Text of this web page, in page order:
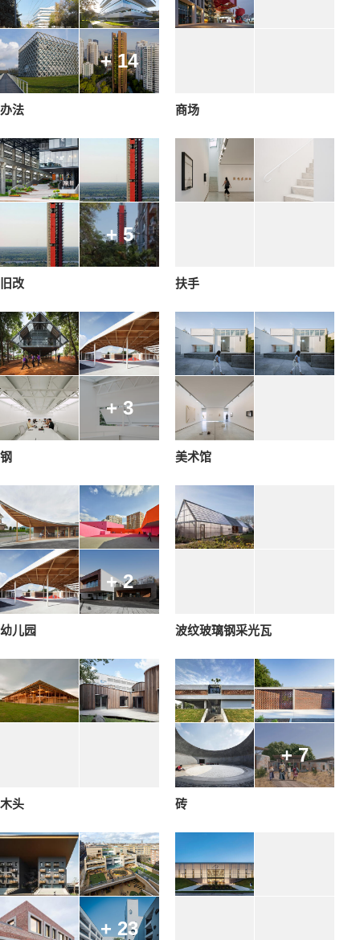
+ 14
办法 商场
+ 5
旧改 扶手
+ 3
钢 美术馆
+ 2
幼儿园 波纹玻璃钢采光瓦
木头
+ 7
砖
+ 23